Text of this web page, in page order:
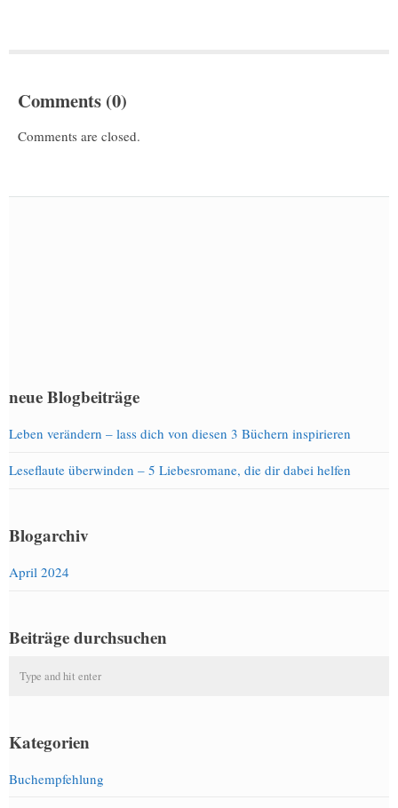
Comments (0)
Comments are closed.
neue Blogbeiträge
Leben verändern – lass dich von diesen 3 Büchern inspirieren
Leseflaute überwinden – 5 Liebesromane, die dir dabei helfen
Blogarchiv
April 2024
Beiträge durchsuchen
Kategorien
Buchempfehlung